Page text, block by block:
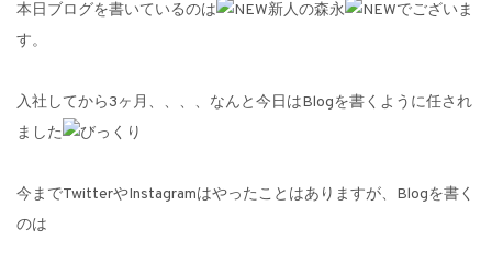
本日ブログを書いているのは 新人の森永
でございま
す。
入社してから3ヶ月、、、、なんと今日はBlogを書くように任され
ました
今までTwitterやInstagramはやったことはありますが、Blogを書く
のは